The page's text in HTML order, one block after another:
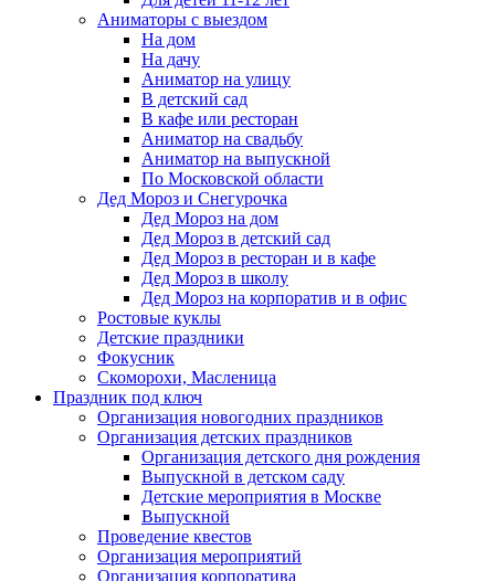
Аниматоры с выездом
На дом
На дачу
Аниматор на улицу
В детский сад
В кафе или ресторан
Аниматор на свадьбу
Аниматор на выпускной
По Московской области
Дед Мороз и Снегурочка
Дед Мороз на дом
Дед Мороз в детский сад
Дед Мороз в ресторан и в кафе
Дед Мороз в школу
Дед Мороз на корпоратив и в офис
Ростовые куклы
Детские праздники
Фокусник
Скоморохи, Масленица
Праздник под ключ
Организация новогодних праздников
Организация детских праздников
Организация детского дня рождения
Выпускной в детском саду
Детские мероприятия в Москве
Выпускной
Проведение квестов
Организация мероприятий
Организация корпоратива